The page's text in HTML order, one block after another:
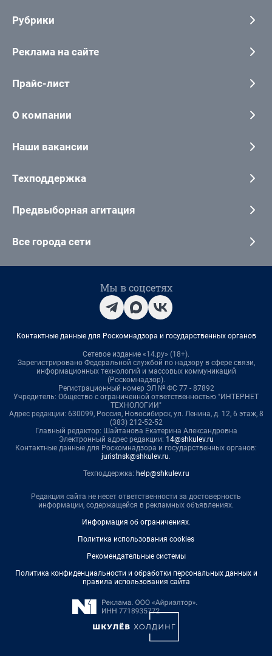
Рубрики
Реклама на сайте
Прайс-лист
О компании
Наши вакансии
Техподдержка
Предвыборная агитация
Все города сети
Мы в соцсетях
Контактные данные для Роскомнадзора и государственных органов
Сетевое издание «14.ру» (18+).
Зарегистрировано Федеральной службой по надзору в сфере связи,
информационных технологий и массовых коммуникаций
(Роскомнадзор).
Регистрационный номер ЭЛ № ФС 77 - 87892
Учредитель: Общество с ограниченной ответственностью "ИНТЕРНЕТ
ТЕХНОЛОГИИ"
Адрес редакции: 630099, Россия, Новосибирск, ул. Ленина, д. 12, 6 этаж, 8
(383) 212-52-52
Главный редактор: Шайтанова Екатерина Александровна
Электронный адрес редакции: 14@shkulev.ru
Контактные данные для Роскомнадзора и государственных органов:
juristnsk@shkulev.ru.
Техподдержка: help@shkulev.ru
Редакция сайта не несет ответственности за достоверность
информации, содержащейся в рекламных объявлениях.
Информация об ограничениях.
Политика использования cookies
Рекомендательные системы
Политика конфиденциальности и обработки персональных данных и
правила использования сайта